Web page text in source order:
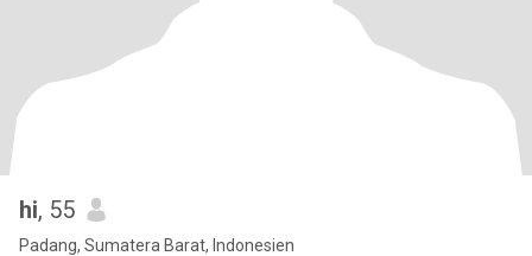
hi, 55
Padang, Sumatera Barat, Indonesien